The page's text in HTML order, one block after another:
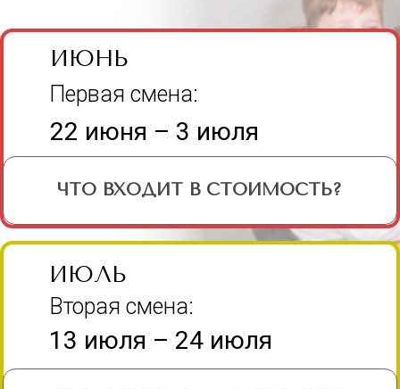
14:00 - 15:30Каждый день — новый
мастер-класс:
Рисование / живопись, Шоколадные
13:00 - 14:00– Прогулка. Свежий
воздух, подвижные игры. Если
смотрим фильм.
12:00 - 13:00– Обед. Столовая в
здании. Первое, второе, сок,
Спокойный, уютный час. Если погода
просмотр.